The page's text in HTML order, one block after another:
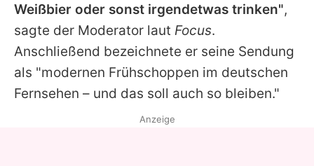
Utiq verwalten
Weißbier oder sonst irgendetwas trinken",
sagte der Moderator laut Focus.
Anschließend bezeichnete er seine Sendung
als "modernen Frühschoppen im deutschen
Fernsehen – und das soll auch so bleiben."
Anzeige